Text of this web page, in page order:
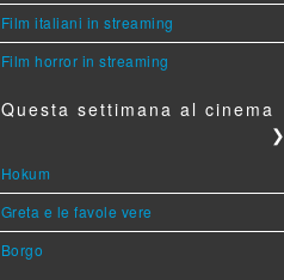
Film italiani in streaming
Film horror in streaming
Questa settimana al cinema
❯
Hokum
Greta e le favole vere
Borgo